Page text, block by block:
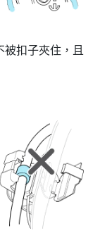
扣子夾住，且